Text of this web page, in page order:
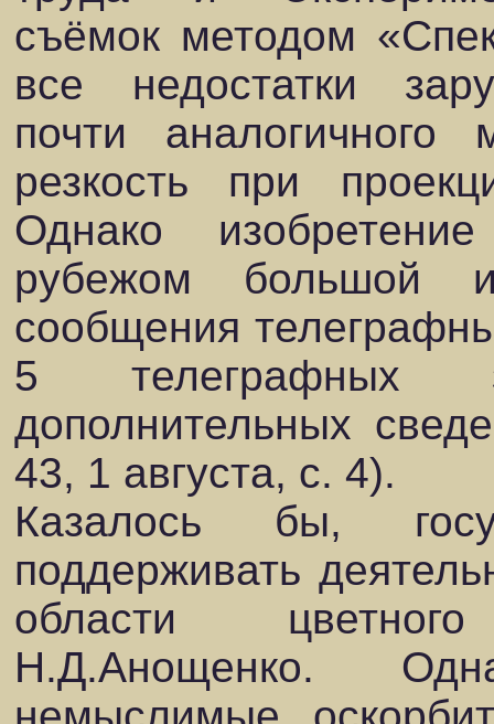
съёмок методом
все недостатки
почти
резкость при
Однако
рубежом большой
сообщения
5 телеграфных
дополнительных
43, 1 августа, с. 4).
Казалось бы,
поддерживать
области
Н.Д.Анощенко.